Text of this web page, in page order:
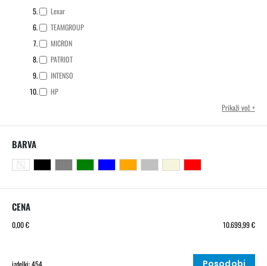
Lexar
TEAMGROUP
MICRON
PATRIOT
INTENSO
HP
Prikaži več
BARVA
CENA
0,00 € 10.699,99 €
izdelki: 454